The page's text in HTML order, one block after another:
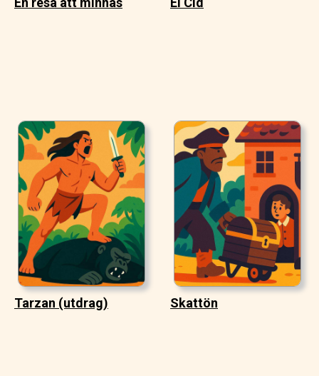
Tarzan (utdrag) Skattön